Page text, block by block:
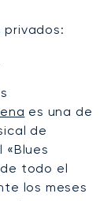
es una de
de
«Blues
de todo el
los meses